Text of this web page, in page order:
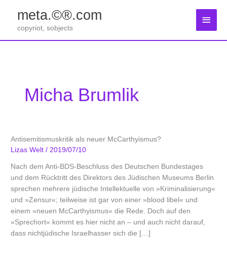
springen
meta.©®.com
copyriot, sobjects
Micha Brumlik
Antisemitismuskritik als neuer McCarthyismus?
Lizas Welt/ 2019/07/10
Nach dem Anti-BDS-Beschluss des Deutschen Bundestages
und dem Rücktritt des Direktors des Jüdischen Museums Berlin
sprechen mehrere jüdische Intellektuelle von »Kriminalisierung«
und »Zensur«; teilweise ist gar von einer »blood libel« und
einem »neuen McCarthyismus« die Rede. Doch auf den
»Sprechort« kommt es hier nicht an – und auch nicht darauf,
dass nichtjüdische Israelhasser sich die […]